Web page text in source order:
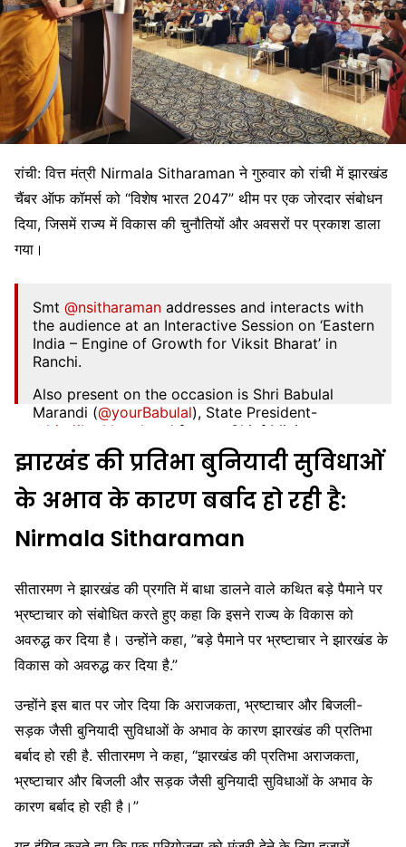
रांची: वित्त मंत्री Nirmala Sitharaman ने गुरुवार को रांची में झारखंड
चैंबर ऑफ कॉमर्स को “विशेष भारत 2047” थीम पर एक जोरदार संबोधन
दिया, जिसमें राज्य में विकास की चुनौतियों और अवसरों पर प्रकाश डाला
गया।
Smt @nsitharaman addresses and interacts with
the audience at an Interactive Session on ‘Eastern
India – Engine of Growth for Viksit Bharat’ in
Ranchi.
Also present on the occasion is Shri Babulal
Marandi (@yourBabulal), State President-
@bjp4jharkhand and former Chief Minister…
pic.twitter.com/NVpvNVtV9O
— Nirmala Sitharaman Office (@nsitharamanoffc)
May 9, 2024
झारखंड की प्रतिभा बुनियादी सुविधाओं
के अभाव के कारण बर्बाद हो रही है:
Nirmala Sitharaman
सीतारमण ने झारखंड की प्रगति में बाधा डालने वाले कथित बड़े पैमाने पर
भ्रष्टाचार को संबोधित करते हुए कहा कि इसने राज्य के विकास को
अवरुद्ध कर दिया है। उन्होंने कहा, ”बड़े पैमाने पर भ्रष्टाचार ने झारखंड के
विकास को अवरुद्ध कर दिया है.”
उन्होंने इस बात पर जोर दिया कि अराजकता, भ्रष्टाचार और बिजली-
सड़क जैसी बुनियादी सुविधाओं के अभाव के कारण झारखंड की प्रतिभा
बर्बाद हो रही है. सीतारमण ने कहा, “झारखंड की प्रतिभा अराजकता,
भ्रष्टाचार और बिजली और सड़क जैसी बुनियादी सुविधाओं के अभाव के
कारण बर्बाद हो रही है।”